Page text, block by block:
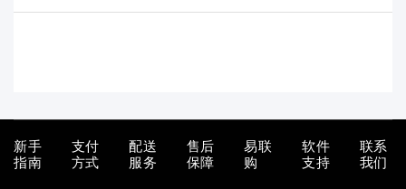
新手
指南
支付
方式
配送
服务
售后
保障
易联
购
软件
支持
联系
我们